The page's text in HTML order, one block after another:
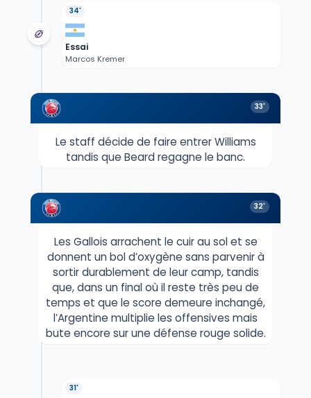
34'
Essai
Marcos Kremer
33'
Le staff décide de faire entrer Williams
tandis que Beard regagne le banc.
32'
Les Gallois arrachent le cuir au sol et se
donnent un bol d’oxygène sans parvenir à
sortir durablement de leur camp, tandis
que, dans un final où il reste très peu de
temps et que le score demeure inchangé,
l’Argentine multiplie les offensives mais
bute encore sur une défense rouge solide.
31'